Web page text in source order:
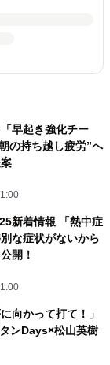
早起き強化チー
の持ち越し疲労”へ
新着情報 「熱中症
な症状がないから
開！
向かって打て！」
ンDays×松山英樹